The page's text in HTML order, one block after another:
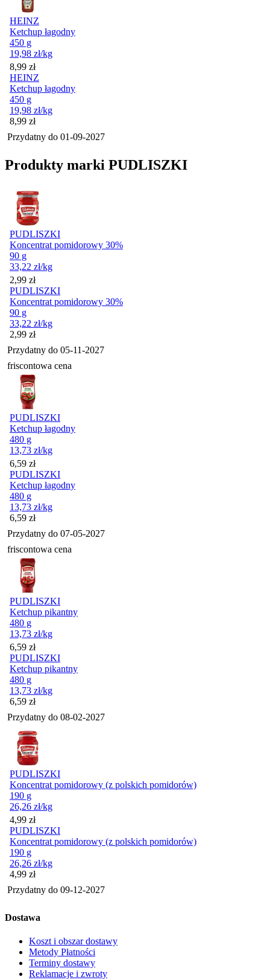
HEINZ
Ketchup łagodny
450 g
19,98 zł/kg
Cena
8,99 zł
HEINZ
Ketchup łagodny
450 g
19,98 zł/kg
Cena
8,99 zł
Przydatny do 01-09-2027
Produkty marki PUDLISZKI
PUDLISZKI
Koncentrat pomidorowy 30%
90 g
33,22 zł/kg
Cena
2,99 zł
PUDLISZKI
Koncentrat pomidorowy 30%
90 g
33,22 zł/kg
Cena
2,99 zł
Przydatny do 05-11-2027
friscontowa cena
PUDLISZKI
Ketchup łagodny
480 g
13,73 zł/kg
Cena
6,59 zł
PUDLISZKI
Ketchup łagodny
480 g
13,73 zł/kg
Cena
6,59 zł
Przydatny do 07-05-2027
friscontowa cena
PUDLISZKI
Ketchup pikantny
480 g
13,73 zł/kg
Cena
6,59 zł
PUDLISZKI
Ketchup pikantny
480 g
13,73 zł/kg
Cena
6,59 zł
Przydatny do 08-02-2027
PUDLISZKI
Koncentrat pomidorowy (z polskich pomidorów)
190 g
26,26 zł/kg
Cena
4,99 zł
PUDLISZKI
Koncentrat pomidorowy (z polskich pomidorów)
190 g
26,26 zł/kg
Cena
4,99 zł
Przydatny do 09-12-2027
Dostawa
Koszt i obszar dostawy
Metody Płatności
Terminy dostawy
Reklamacje i zwroty